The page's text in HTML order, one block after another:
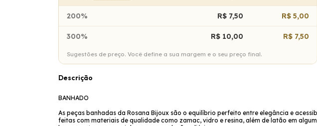
200% R$ 7,50 R$ 5,00
300% R$ 10,00 R$ 7,50
Sugestões de preço. Você define a sua margem e o seu preço final.
Descrição
BANHADO
As peças banhadas da Rosana Bijoux são o equilíbrio perfeito entre elegância e
feitas com materiais de qualidade como zamac, vidro e resina, além de latão em